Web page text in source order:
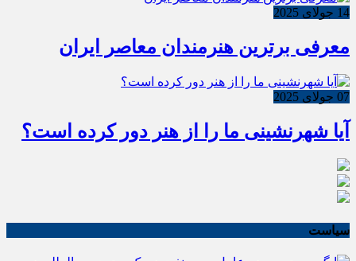
14 جولای 2025
معرفی برترین هنرمندان معاصر ایران
07 جولای 2025
آیا شهرنشینی ما را از هنر دور کرده است؟
سیاست